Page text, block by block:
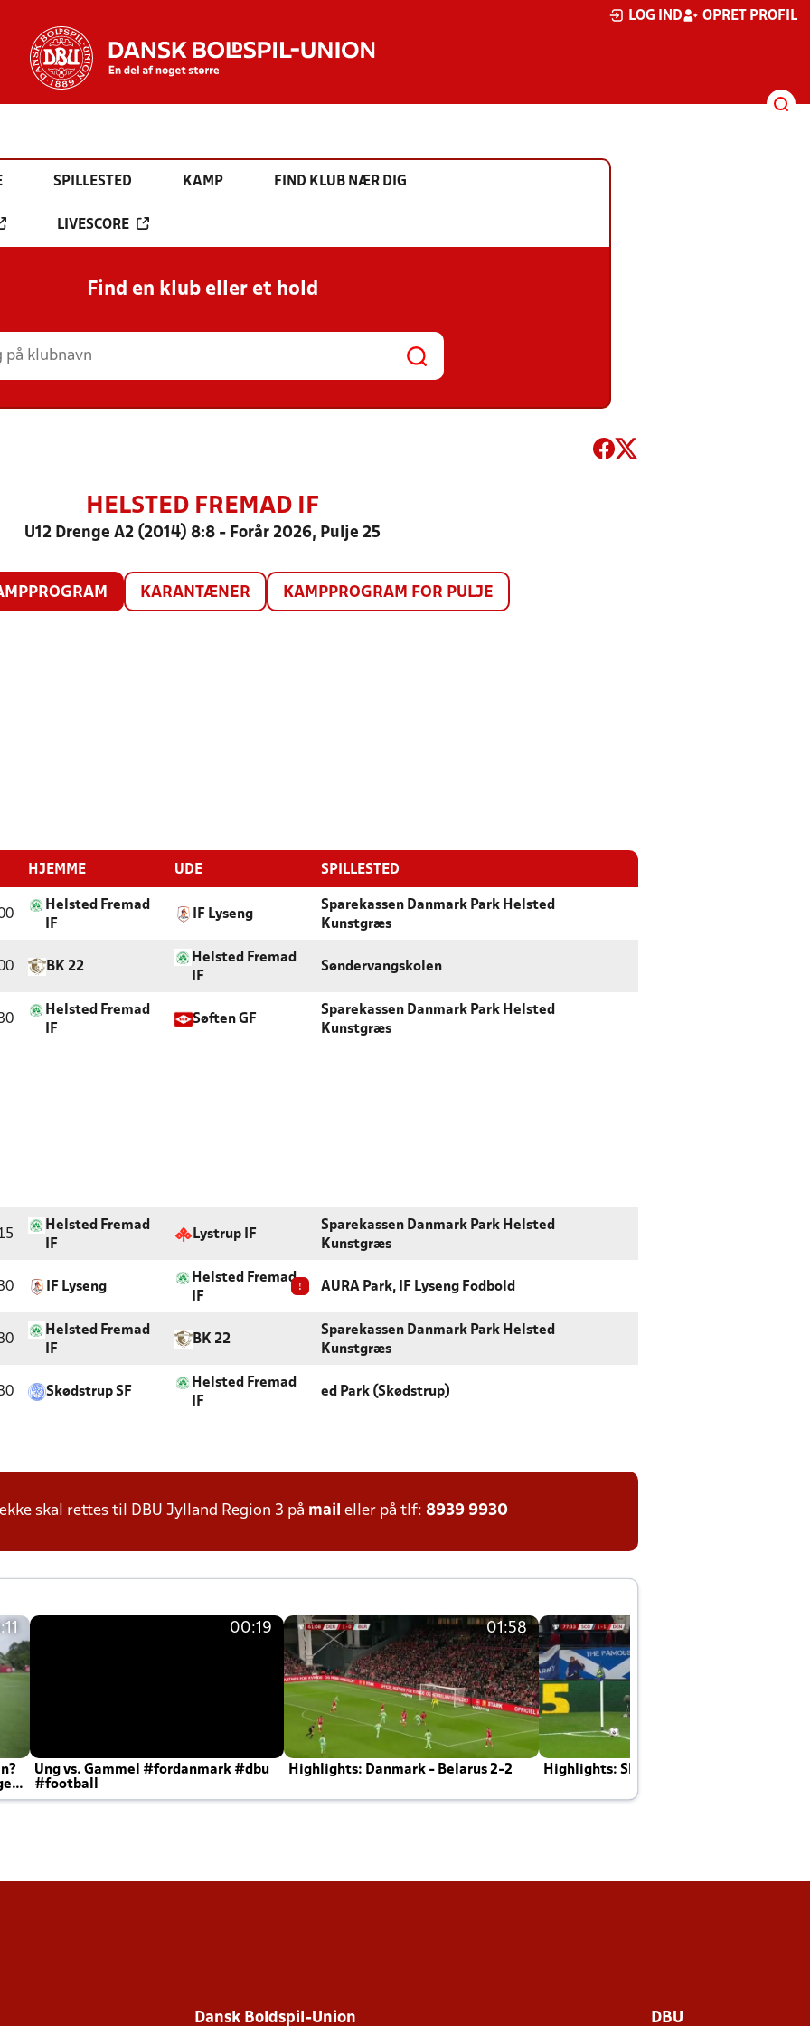
LOG IND OPRET PROFIL
SPILLESTED KAMP FIND KLUB NÆR DIG
LIVESCORE
Find en klub eller et hold
HELSTED FREMAD IF
U12 Drenge A2 (2014) 8:8 - Forår 2026, Pulje 25
KARANTÆNER KAMPPROGRAM FOR PULJE
HJEMME UDE SPILLESTED
Helsted Fremad
IF
IF Lyseng
Sparekassen Danmark Park Helsted
Kunstgræs
BK 22
Helsted Fremad
IF
Søndervangskolen
Helsted Fremad
IF
Søften GF
Sparekassen Danmark Park Helsted
Kunstgræs
Helsted Fremad
IF
Lystrup IF
Sparekassen Danmark Park Helsted
Kunstgræs
IF Lyseng
Helsted Fremad
IF
! AURA Park, IF Lyseng Fodbold
Helsted Fremad
IF
BK 22
Sparekassen Danmark Park Helsted
Kunstgræs
Skødstrup SF
Helsted Fremad
IF
ed Park (Skødstrup)
skal rettes til DBU Jylland Region 3 på mail eller på tlf: 8939 9930
00:19
Ung vs. Gammel #fordanmark #dbu
#football
01:58
Highlights: Danmark - Belarus 2-2 Highlights: Skotland - Danmark 4-2
Dansk Boldspil-Union DBU